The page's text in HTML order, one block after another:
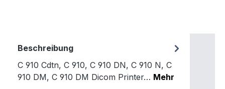
Beschreibung
C 910 Cdtn, C 910, C 910 DN, C 910 N, C
910 DM, C 910 DM Dicom Printer… Mehr